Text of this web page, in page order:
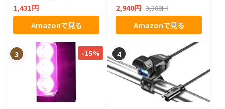
1,431円
Amazonで見る
2,940円 3,300円
Amazonで見る
3 -15% 4